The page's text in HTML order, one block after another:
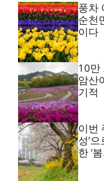
풍차
순천
이다
10만
암산
기적
이번
성’
한 ‘